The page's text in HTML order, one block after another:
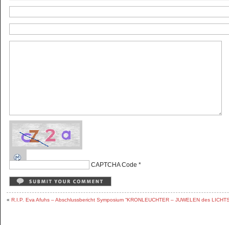
CAPTCHA Code *
« R.I.P. Eva Afuhs – Abschlussbericht Symposium “KRONLEUCHTER – JUWELEN des